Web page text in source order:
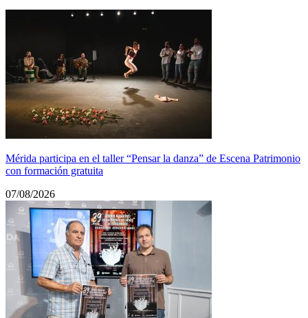
Mérida participa en el taller “Pensar la danza” de Escena Patrimonio
con formación gratuita
07/08/2026